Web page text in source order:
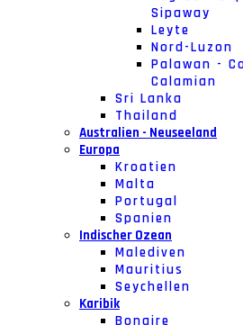
Sipaway
Leyte
Nord-Luzon
Palawan -
Calamian
Sri Lanka
Thailand
Australien - Neuseeland
Europa
Kroatien
Malta
Portugal
Spanien
Indischer Ozean
Malediven
Mauritius
Seychellen
Karibik
Bonaire